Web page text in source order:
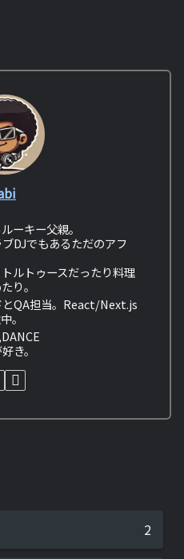
ーキー父親。
DJでもあるただのアフ
ルトゥースだったり料理
り。
QA担当。React/Next.js
。
き。
2